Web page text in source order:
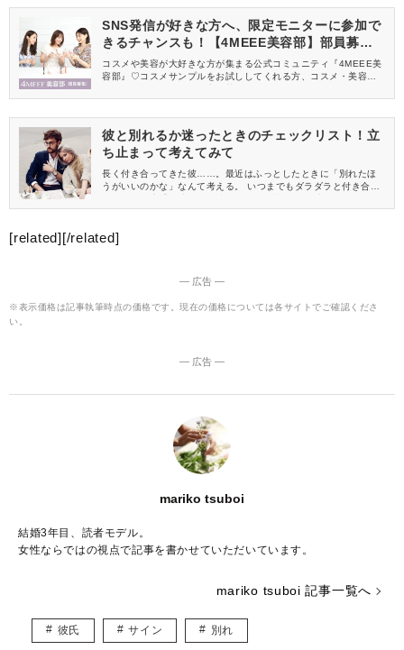
SNS発信が好きな方へ、限定モニターに参加で
きるチャンスも！【4MEEE美容部】部員募集
中
コスメや美容が大好きな方が集まる公式コミュニティ『4MEEE美
容部』♡コスメサンプルをお試ししてくれる方、コスメ・美容情報
彼と別れるか迷ったときのチェックリスト！立
ち止まって考えてみて
長く付き合ってきた彼……。最近はふっとしたときに「別れたほ
うがいいのかな」なんて考える。 いつまでもダラダラと付き合っ
かどうか悩んでいるなら、一度立ち止まってゆっくり考える必要
ックリストをご紹介いたします。
[related][/related]
― 広告 ―
※表示価格は記事執筆時点の価格です。現在の価格については各サイトでご確認くださ
い。
― 広告 ―
mariko tsuboi
結婚3年目、読者モデル。
女性ならではの視点で記事を書かせていただいています。
mariko tsuboi 記事一覧へ
彼氏 サイン 別れ